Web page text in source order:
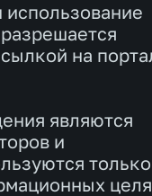
использование
на
являются
и